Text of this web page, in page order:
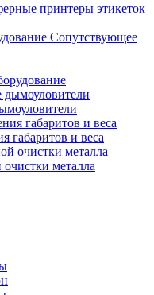
принтеры этикеток
Сопутствующее
габаритов и веса
металла